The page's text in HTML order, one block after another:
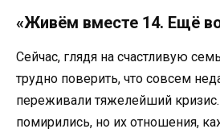
«Живём вместе 14. Ещё
Сейчас, глядя на счастливую
трудно поверить, что совсем
переживали тяжелейший кризис.
помирились, но их отношения,